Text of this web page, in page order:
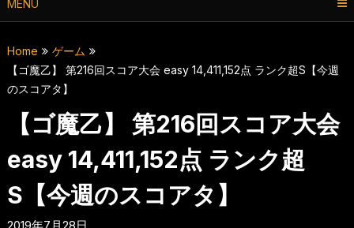
MENU
Home
ゲーム
【ゴ魔乙】 第216回スコア大会 easy 14,411,152点 ランク超S【今週
のスコアタ】
【ゴ魔乙】 第216回スコア大会
easy 14,411,152点 ランク超
S【今週のスコアタ】